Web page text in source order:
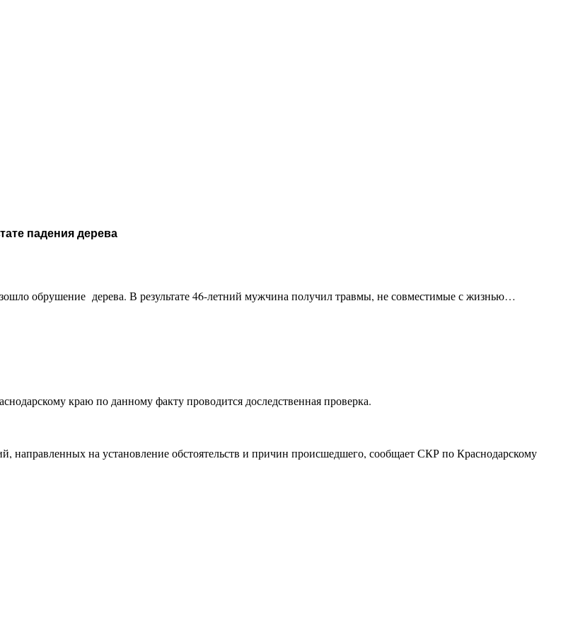
падения дерева
обрушение дерева. В результате 46-летний мужчина получил травмы, не совместимые с жизнью…
краю по данному факту проводится доследственная проверка.
направленных на установление обстоятельств и причин происшедшего, сообщает СКР по Краснодарскому